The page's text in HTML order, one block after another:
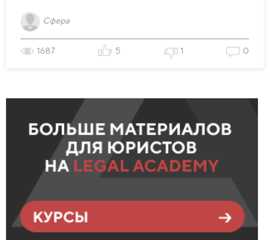
Сфера
1687 5 1 0